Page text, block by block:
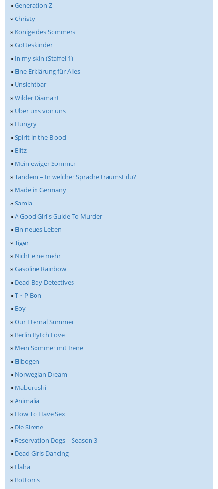
»Generation Z
»Christy
» Könige des Sommers
»Gotteskinder
» In my skin (Staffel 1)
» Eine Erklärung für Alles
» Unsichtbar
»Wilder Diamant
» Über uns von uns
» Hungry
»Spirit in the Blood
» Blitz
» Mein ewiger Sommer
»Tandem – In welcher Sprache träumst du?
» Made in Germany
»Samia
»A Good Girl's Guide To Murder
» Ein neues Leben
»Tiger
» Nicht eine mehr
»Gasoline Rainbow
» Dead Boy Detectives
»T・P Bon
» Boy
»Our Eternal Summer
» Berlin Bytch Love
» Mein Sommer mit Irène
» Ellbogen
» Norwegian Dream
» Maboroshi
»Animalia
» How To Have Sex
» Die Sirene
» Reservation Dogs – Season 3
» Dead Girls Dancing
» Elaha
» Bottoms